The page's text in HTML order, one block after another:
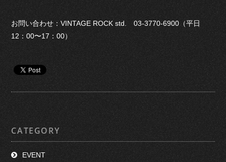
お問い合わせ：VINTAGE ROCK std. 03-3770-6900（平日
12：00〜17：00）
CATEGORY
EVENT